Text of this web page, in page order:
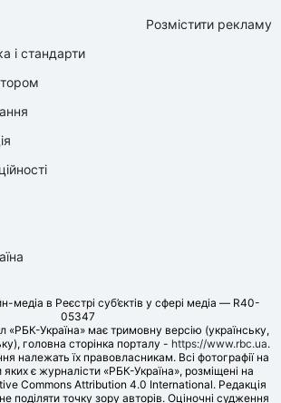
і стандарти
Розмістити рекламу
медіа в Реєстрі суб’єктів у сфері медіа — R40-
05347
«РБК-Україна» має тримовну версію (українську,
головна сторінка порталу - https://www.rbc.ua.
належать їх правовласникам. Всі фотографії на
є журналісти «РБК-Україна», розміщені на
Commons Attribution 4.0 International. Редакція
поділяти точку зору авторів. Оціночні судження